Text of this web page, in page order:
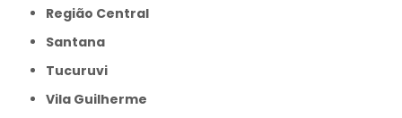
Região Central
Santana
Tucuruvi
Vila Guilherme